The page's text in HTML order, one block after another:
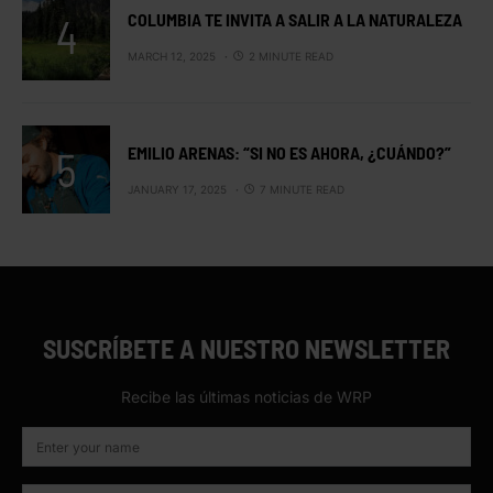
COLUMBIA TE INVITA A SALIR A LA NATURALEZA
MARCH 12, 2025 2 MINUTE READ
EMILIO ARENAS: “SI NO ES AHORA, ¿CUÁNDO?”
JANUARY 17, 2025 7 MINUTE READ
SUSCRÍBETE A NUESTRO NEWSLETTER
Recibe las últimas noticias de WRP